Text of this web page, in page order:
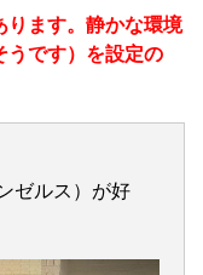
ます。静かな環境
うです）を設定の
ゼルス）が好